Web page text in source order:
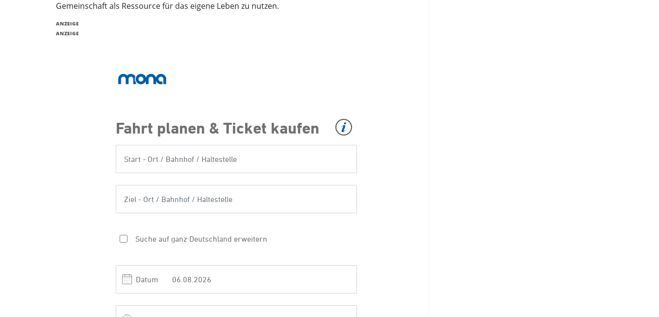
Gemeinschaft als Ressource für das eigene Leben zu nutzen.
ANZEIGE
ANZEIGE